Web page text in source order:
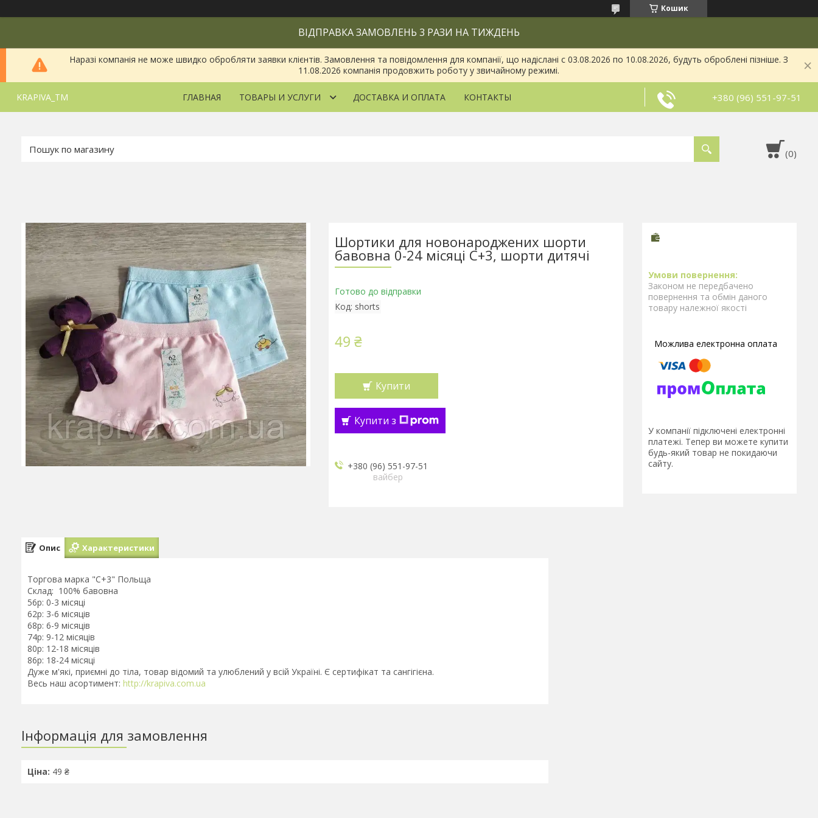
Кошик
ВІДПРАВКА ЗАМОВЛЕНЬ 3 РАЗИ НА ТИЖДЕНЬ
Наразі компанія не може швидко обробляти заявки клієнтів. Замовлення та повідомлення для компанії, що надіслані с 03.08.2026 по 10.08.2026, будуть оброблені пізніше. З
11.08.2026 компанія продовжить роботу у звичайному режимі.
KRAPIVA_TM ГЛАВНАЯ ТОВАРЫ И УСЛУГИ ДОСТАВКА И ОПЛАТА КОНТАКТЫ +380 (96) 551-97-51
Шортики для новонароджених шорти
бавовна 0-24 місяці С+3, шорти дитячі
Готово до відправки
Код: shorts
49 ₴
Купити
Купити з
+380 (96) 551-97-51
вайбер
Законом не передбачено
повернення та обмін даного
товару належної якості
У компанії підключені електронні
платежі. Тепер ви можете купити
будь-який товар не покидаючи
сайту.
Опис Характеристики
Торгова марка "C+3" Польща
Склад: 100% бавовна
56р: 0-3 місяці
62р: 3-6 місяців
68р: 6-9 місяців
74р: 9-12 місяців
80р: 12-18 місяців
86р: 18-24 місяці
Дуже м'які, приємні до тіла, товар відомий та улюблений у всій Україні. Є сертифікат та сангігієна.
Весь наш асортимент: http://krapiva.com.ua
Інформація для замовлення
Ціна: 49 ₴